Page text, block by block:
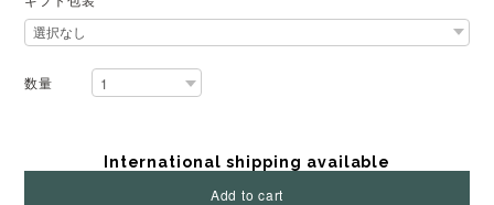
数量
International shipping available
Add to cart